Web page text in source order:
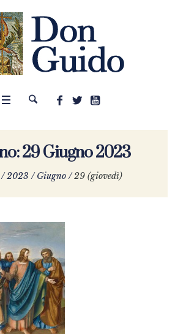
29 Giugno 2023
/2023 /Giugno /29 (giovedì)